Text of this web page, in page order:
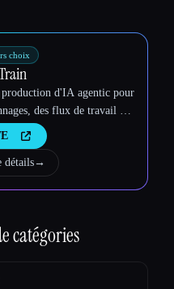
choix
production d'IA agentic pour
des flux de travail et
cohérents
détails→
catégories